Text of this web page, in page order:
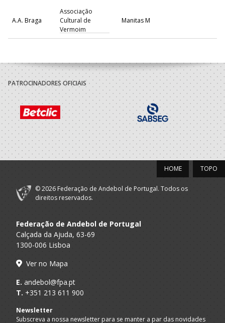
A.A. Braga
Associação
Cultural de
Vermoim
Manitas M
PATROCINADORES OFICIAIS
TOPO
HOME
© 2026 Federação de Andebol de Portugal. Todos os
direitos reservados.
Federação de Andebol de Portugal
Calçada da Ajuda, 63-69
1300-006 Lisboa
Ver no Mapa
E. andebol@fpa.pt
T. +351 213 611 900
Newsletter
Subscreva a nossa newsletter para se manter a par das novidades